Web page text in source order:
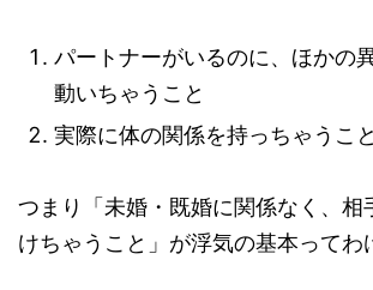
パートナーがいるのに、ほかの
動いちゃうこと
実際に体の関係を持っちゃうこと
つまり「未婚・既婚に関係なく、相
けちゃうこと」が浮気の基本ってわ